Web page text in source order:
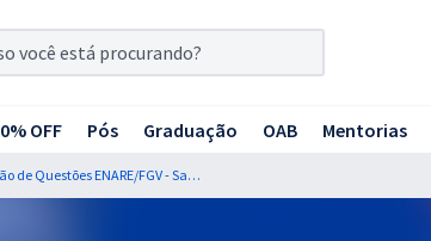
OFF Pós Graduação OAB Mentorias
Curso Gratuito de Resolução de Questões ENARE/FGV - Saúde Pública/Coletiva/SUS - Professora: Natale Souza